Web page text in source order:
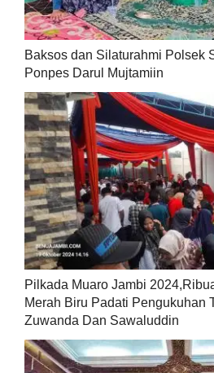
Baksos dan Silaturahmi Polsek
Ponpes Darul Mujtamiin
Pilkada Muaro Jambi
Merah Biru Padati Pengukuhan
Zuwanda Dan Sawaluddin